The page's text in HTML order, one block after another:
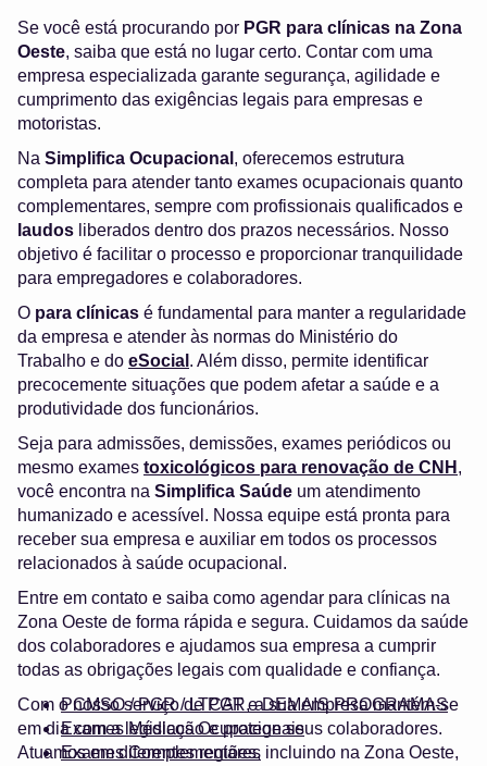
Se você está procurando por PGR para clínicas na Zona
Oeste, saiba que está no lugar certo. Contar com uma
empresa especializada garante segurança, agilidade e
cumprimento das exigências legais para empresas e
motoristas.
Na Simplifica Ocupacional , oferecemos estrutura
completa para atender tanto exames ocupacionais quanto
complementares, sempre com profissionais qualificados e
laudos liberados dentro dos prazos necessários. Nosso
objetivo é facilitar o processo e proporcionar tranquilidade
para empregadores e colaboradores.
O para clínicas é fundamental para manter a regularidade
da empresa e atender às normas do Ministério do
Trabalho e do eSocial . Além disso, permite identificar
precocemente situações que podem afetar a saúde e a
produtividade dos funcionários.
Seja para admissões, demissões, exames periódicos ou
mesmo exames toxicológicos para renovação de CNH ,
você encontra na Simplifica Saúde um atendimento
humanizado e acessível. Nossa equipe está pronta para
receber sua empresa e auxiliar em todos os processos
relacionados à saúde ocupacional.
Entre em contato e saiba como agendar para clínicas na
Zona Oeste de forma rápida e segura. Cuidamos da saúde
dos colaboradores e ajudamos sua empresa a cumprir
todas as obrigações legais com qualidade e confiança.
PCMSO / PGR / LTCAT e DEMAIS PROGRAMAS
Exames Médicos Ocupacionais
Exames Complementares
Com o nosso serviço de PGR, a sua empresa mantém-se
em dia com a legislação e protege seus colaboradores.
Atuamos em diferentes regiões, incluindo na Zona Oeste,